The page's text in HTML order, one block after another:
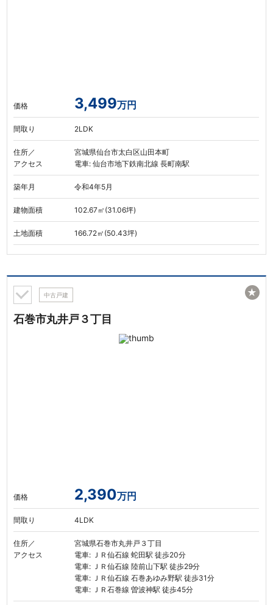
価格 3,499万円
間取り 2LDK
住所／
アクセス
宮城県仙台市太白区山田本町
電車: 仙台市地下鉄南北線 長町南駅
築年月 令和4年5月
建物面積 102.67㎡(31.06坪)
土地面積 166.72㎡(50.43坪)
中古戸建
石巻市丸井戸３丁目
価格 2,390万円
間取り 4LDK
住所／
アクセス
宮城県石巻市丸井戸３丁目
電車: ＪＲ仙石線 蛇田駅 徒歩20分
電車: ＪＲ仙石線 陸前山下駅 徒歩29分
電車: ＪＲ仙石線 石巻あゆみ野駅 徒歩31分
電車: ＪＲ石巻線 曽波神駅 徒歩45分
★